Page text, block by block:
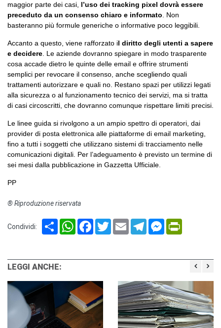
maggior parte dei casi, l’uso dei tracking pixel dovrà essere
preceduto da un consenso chiaro e informato . Non
basteranno più formule generiche o informative poco leggibili.
Accanto a questo, viene rafforzato il diritto degli utenti a sapere
e decidere . Le aziende dovranno spiegare in modo trasparente
cosa accade dietro le quinte delle email e offrire strumenti
semplici per revocare il consenso, anche scegliendo quali
trattamenti autorizzare e quali no. Restano spazi per utilizzi legati
alla sicurezza o al funzionamento tecnico dei servizi, ma si tratta
di casi circoscritti, che dovranno comunque rispettare limiti precisi.
Le linee guida si rivolgono a un ampio spettro di operatori, dai
provider di posta elettronica alle piattaforme di email marketing,
fino a tutti i soggetti che utilizzano sistemi di tracciamento nelle
comunicazioni digitali. Per l’adeguamento è previsto un termine di
sei mesi dalla pubblicazione in Gazzetta Ufficiale.
PP
® Riproduzione riservata
Condividi: Share WhatsAppFacebook
TwitterEmail TelegramMessenger
LEGGI ANCHE: